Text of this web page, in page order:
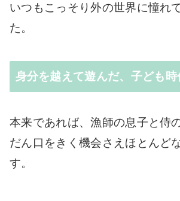
いつもこっそり外の世界に憧れ
た。
身分を越えて遊んだ、子ども時
本来であれば、漁師の息子と侍
だん口をきく機会さえほとんど
す。